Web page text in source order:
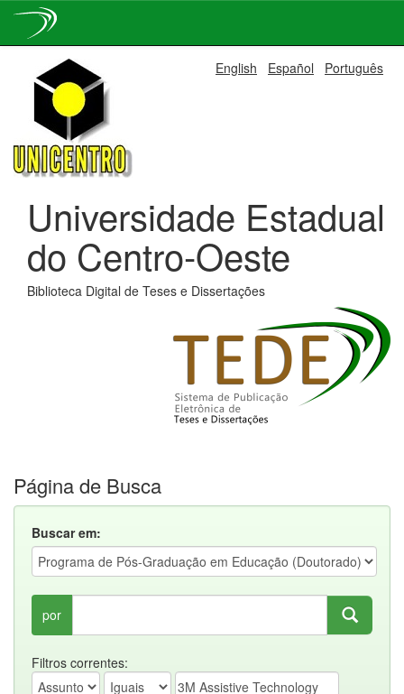
navigation
English Español Português
Universidade Estadual
do Centro-Oeste
Biblioteca Digital de Teses e Dissertações
Página de Busca
Buscar em:
por
Filtros correntes: